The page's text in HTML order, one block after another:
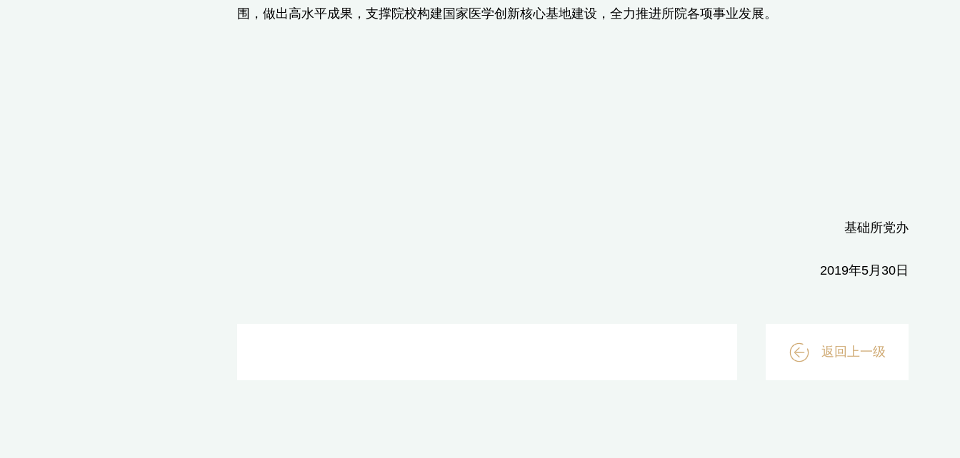
围，做出高水平成果，支撑院校构建国家医学创新核心基地建设，全力推进所院各项事业发展。
基础所党办
2019年5月30日
返回上一级